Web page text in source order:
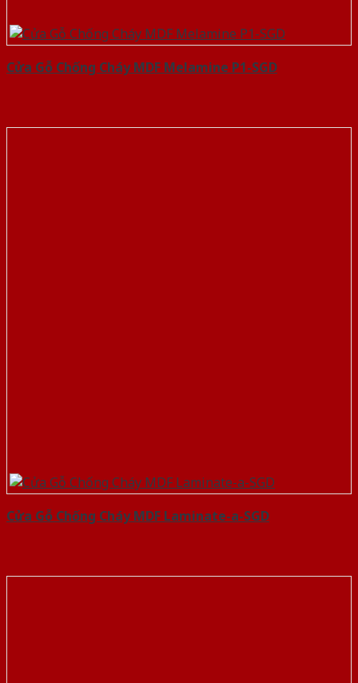
Cửa Gỗ Chống Cháy MDF Melamine P1-SGD
Cửa Gỗ Chống Cháy MDF Laminate-a-SGD